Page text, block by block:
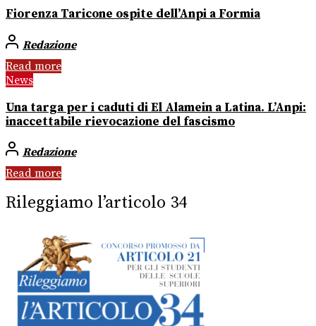
Fiorenza Taricone ospite dell’Anpi a Formia
Redazione
Read more
News
Una targa per i caduti di El Alamein a Latina. L’Anpi:
inaccettabile rievocazione del fascismo
Redazione
Read more
Rileggiamo l’articolo 34